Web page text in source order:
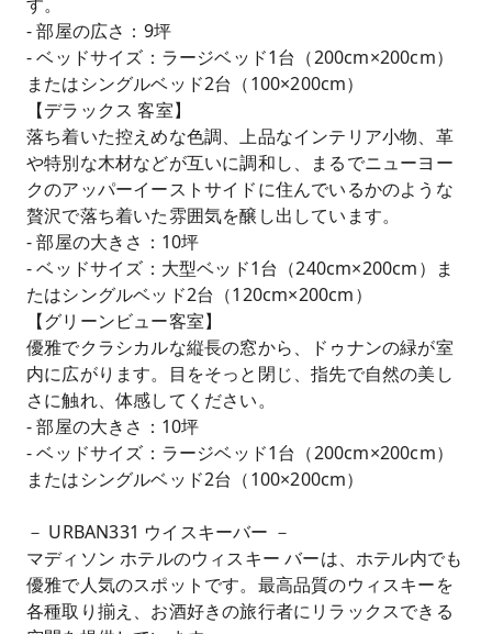
- 部屋の広さ：9坪
- ベッドサイズ：ラージベッド1台（200cm×200cm）
またはシングルベッド2台（100×200cm）
【デラックス 客室】
落ち着いた控えめな色調、上品なインテリア小物、革
や特別な木材などが互いに調和し、まるでニューヨー
クのアッパーイーストサイドに住んでいるかのような
贅沢で落ち着いた雰囲気を醸し出しています。
- 部屋の大きさ：10坪
- ベッドサイズ：大型ベッド1台（240cm×200cm）ま
たはシングルベッド2台（120cm×200cm）
【グリーンビュー客室】
優雅でクラシカルな縦長の窓から、ドゥナンの緑が室
内に広がります。目をそっと閉じ、指先で自然の美し
さに触れ、体感してください。
- 部屋の大きさ：10坪
- ベッドサイズ：ラージベッド1台（200cm×200cm）
またはシングルベッド2台（100×200cm）
－ URBAN331 ウイスキーバー －
マディソン ホテルのウィスキー バーは、ホテル内でも
優雅で人気のスポットです。最高品質のウィスキーを
各種取り揃え、お酒好きの旅行者にリラックスできる